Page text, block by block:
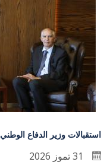
استقبالات وزير الدفاع الوطني